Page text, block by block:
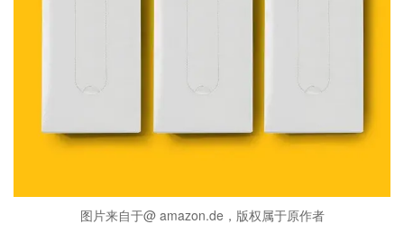
图片来自于@ amazon.de，版权属于原作者